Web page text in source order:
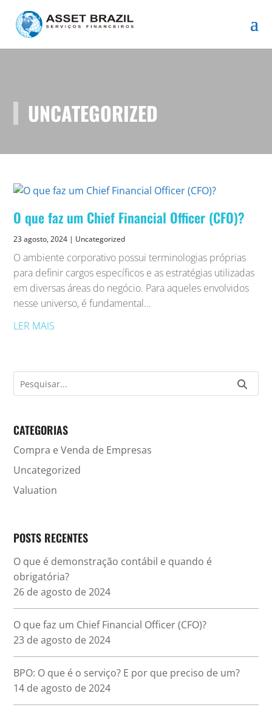
UNCATEGORIZED
O que faz um Chief Financial Officer (CFO)?
23 agosto, 2024 | Uncategorized
O ambiente corporativo possui terminologias próprias
para definir cargos específicos e as estratégias utilizadas
em diversas áreas do negócio. Para aqueles envolvidos
nesse universo, é fundamental...
LER MAIS
CATEGORIAS
Compra e Venda de Empresas
Uncategorized
Valuation
POSTS RECENTES
O que é demonstração contábil e quando é
obrigatória?
26 de agosto de 2024
O que faz um Chief Financial Officer (CFO)?
23 de agosto de 2024
BPO: O que é o serviço? E por que preciso de um?
14 de agosto de 2024